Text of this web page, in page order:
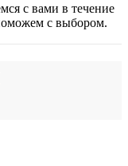
с вами в течение
с выбором.